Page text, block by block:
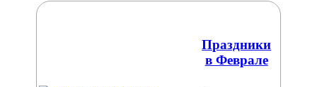
Праздники
в Феврале